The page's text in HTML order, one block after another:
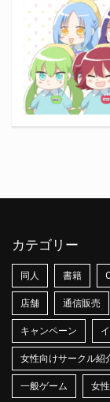
カテゴリー
同人 書籍
店舗 通信販売
キャンペーン
女性向けサークル紹
一般ゲーム 女